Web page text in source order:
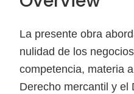
La presente obra
nulidad de los
competencia, materia
Derecho mercantil y el